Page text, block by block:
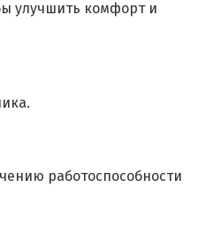
улучшить комфорт и
работоспособности